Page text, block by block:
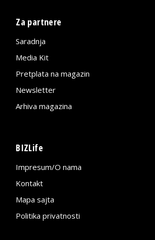
Za partnere
Saradnja
Media Kit
Pretplata na magazin
Newsletter
Arhiva magazina
BIZLife
Impresum/O nama
Kontakt
Mapa sajta
Politika privatnosti